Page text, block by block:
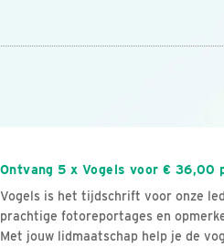
Ontvang 5 x Vogels voor € 36,00
Vogels is het tijdschrift voor onze
prachtige fotoreportages en
Met jouw lidmaatschap help je de